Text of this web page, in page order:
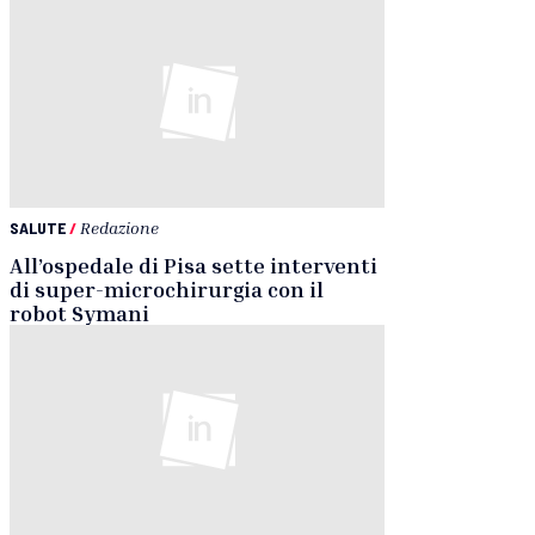
SALUTE/ Redazione
All’ospedale di Pisa sette interventi
di super-microchirurgia con il
robot Symani